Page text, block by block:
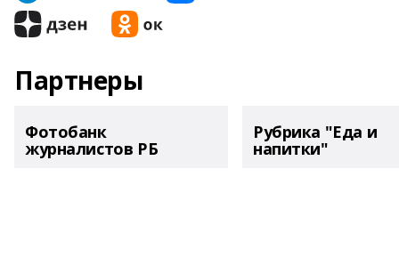
Партнеры
Фотобанк
журналистов РБ
Рубрика "Еда и
напитки"